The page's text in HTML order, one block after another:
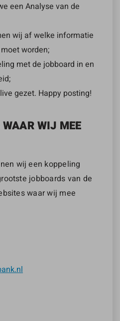
een Analyse van de
wij af welke informatie
worden;
met de jobboard in en
gezet. Happy posting!
WIJ MEE
wij een koppeling
jobboards van de
waar wij mee